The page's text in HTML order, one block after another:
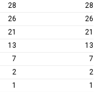
28 28
26 26
21 21
13 13
7 7
2 2
1 1